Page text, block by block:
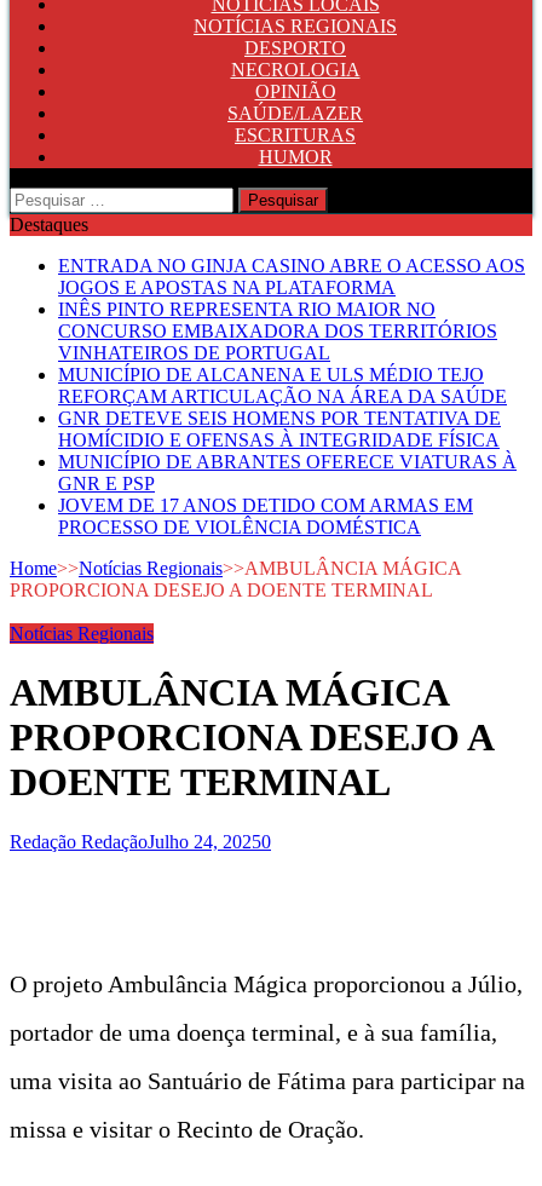
NOTÍCIAS LOCAIS
NOTÍCIAS REGIONAIS
DESPORTO
NECROLOGIA
OPINIÃO
SAÚDE/LAZER
ESCRITURAS
HUMOR
Pesquisar
por:
Destaques
ENTRADA NO GINJA CASINO ABRE O ACESSO AOS
JOGOS E APOSTAS NA PLATAFORMA
INÊS PINTO REPRESENTA RIO MAIOR NO
CONCURSO EMBAIXADORA DOS TERRITÓRIOS
VINHATEIROS DE PORTUGAL
MUNICÍPIO DE ALCANENA E ULS MÉDIO TEJO
REFORÇAM ARTICULAÇÃO NA ÁREA DA SAÚDE
GNR DETEVE SEIS HOMENS POR TENTATIVA DE
HOMÍCIDIO E OFENSAS À INTEGRIDADE FÍSICA
MUNICÍPIO DE ABRANTES OFERECE VIATURAS À
GNR E PSP
JOVEM DE 17 ANOS DETIDO COM ARMAS EM
PROCESSO DE VIOLÊNCIA DOMÉSTICA
Home>>Notícias Regionais>>AMBULÂNCIA MÁGICA
PROPORCIONA DESEJO A DOENTE TERMINAL
Notícias Regionais
AMBULÂNCIA MÁGICA
PROPORCIONA DESEJO A
DOENTE TERMINAL
Redação RedaçãoJulho 24, 20250
O projeto Ambulância Mágica proporcionou a Júlio,
portador de uma doença terminal, e à sua família,
uma visita ao Santuário de Fátima para participar na
missa e visitar o Recinto de Oração.